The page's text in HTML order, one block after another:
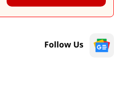
Follow Us